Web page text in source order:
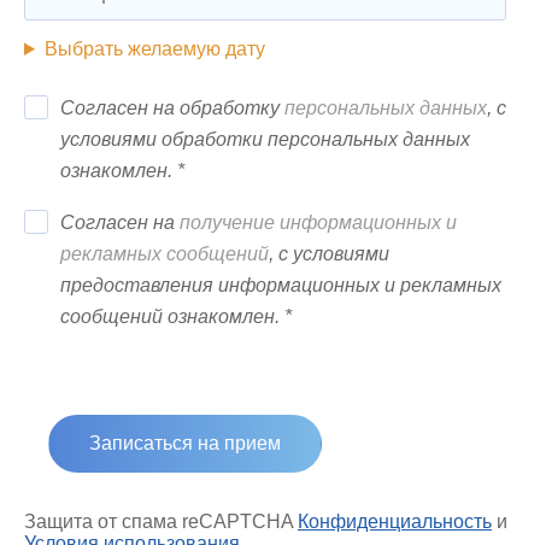
Выбрать желаемую дату
Согласен на обработкуперсональных данных, с
условиями обработки персональных данных
ознакомлен. *
Согласен на получение информационных и
рекламных сообщений, с условиями
предоставления информационных и рекламных
сообщений ознакомлен. *
Защита от спама reCAPTCHA Конфиденциальность и